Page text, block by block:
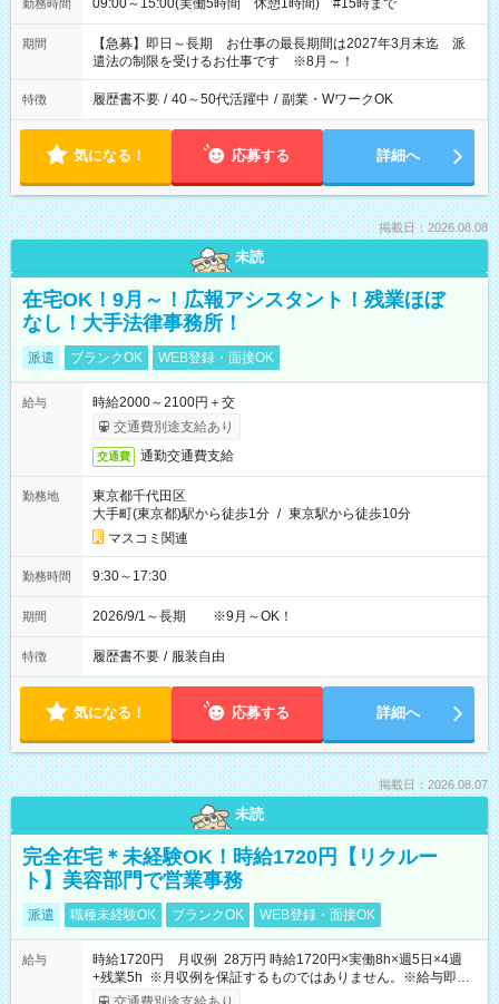
勤務時間 09:00～15:00(実働5時間 休憩1時間) #15時まで
期間
【急募】即日～長期 お仕事の最長期間は2027年3月末迄 派
遣法の制限を受けるお仕事です ※8月～！
特徴 履歴書不要 / 40～50代活躍中 / 副業・WワークOK
気になる！ 応募する 詳細へ
掲載日：2026.08.08
未読
在宅OK！9月～！広報アシスタント！残業ほぼ
なし！大手法律事務所！
派遣 ブランクOK WEB登録・面接OK
給与
時給2000～2100円＋交
交通費別途支給あり
交通費 通勤交通費支給
勤務地
東京都千代田区
大手町(東京都)駅から徒歩1分 / 東京駅から徒歩10分
マスコミ関連
勤務時間 9:30～17:30
期間 2026/9/1～長期 ※9月～OK！
特徴 履歴書不要 / 服装自由
気になる！ 応募する 詳細へ
掲載日：2026.08.07
未読
完全在宅＊未経験OK！時給1720円【リクルー
ト】美容部門で営業事務
派遣 職種未経験OK ブランクOK WEB登録・面接OK
給与
時給1720円 月収例 28万円 時給1720円×実働8h×週5日×4週
+残業5h ※月収例を保証するものではありません。※給与即受
取りサービス利用可（利用条件有）